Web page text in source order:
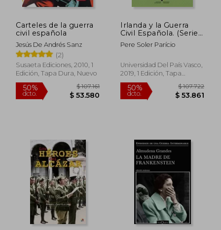
50%
dcto.
$ 131.526
$ 65.763
10%
dcto. $
Carteles de la guerra
civil española
Jesús De Andrés Sanz
(2)
Susaeta Ediciones, 2010, 1
Edición, Tapa Dura, Nuevo
Irlanda y la Guerra
Civil Española. (Serie
Historia
Contemporánea)
Pere Soler Parício
Universidad Del País Vasco,
2019, 1 Edición, Tapa
Blanda, Nuevo